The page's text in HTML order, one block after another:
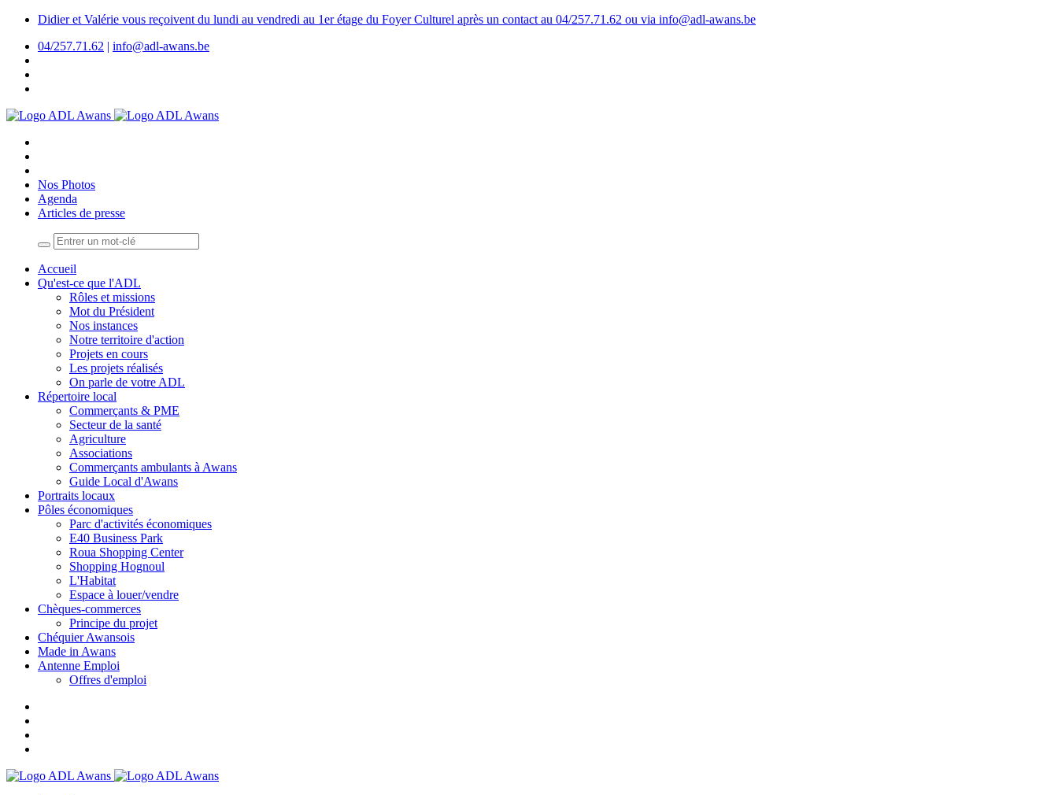
Didier et Valérie vous reçoivent du lundi au vendredi au 1er étage du Foyer Culturel après un contact au 04/257.71.62 ou via info@adl-awans.be
04/257.71.62 | info@adl-awans.be
Nos Photos
Agenda
Articles de presse
Accueil
Qu'est-ce que l'ADL
Rôles et missions
Mot du Président
Nos instances
Notre territoire d'action
Projets en cours
Les projets réalisés
On parle de votre ADL
Répertoire local
Commerçants & PME
Secteur de la santé
Agriculture
Associations
Commerçants ambulants à Awans
Guide Local d'Awans
Portraits locaux
Pôles économiques
Parc d'activités économiques
E40 Business Park
Roua Shopping Center
Shopping Hognoul
L'Habitat
Espace à louer/vendre
Chèques-commerces
Principe du projet
Chéquier Awansois
Made in Awans
Antenne Emploi
Offres d'emploi